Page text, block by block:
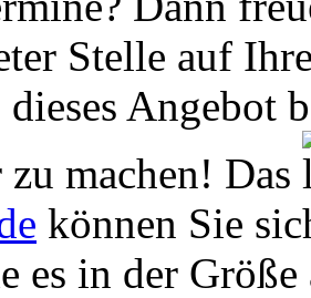
Stelle auf
Angebot
machen! Das
können Sie
es in der